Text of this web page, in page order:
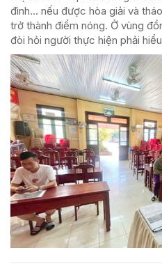
đình... nếu được hòa giải và
trở thành điểm nóng. Ở vùng
đòi hỏi người thực hiện phải